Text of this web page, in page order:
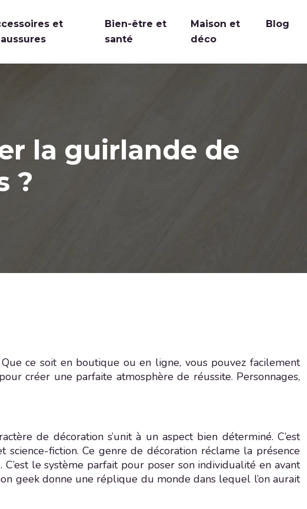
et
Bien-être et
santé
Maison et
déco
Blog
la guirlande de
?
ce soit en boutique ou en ligne, vous pouvez facilement
créer une parfaite atmosphère de réussite. Personnages,
de décoration s’unit à un aspect bien déterminé. C’est
fiction. Ce genre de décoration réclame la présence
le système parfait pour poser son individualité en avant
geek donne une réplique du monde dans lequel l’on aurait